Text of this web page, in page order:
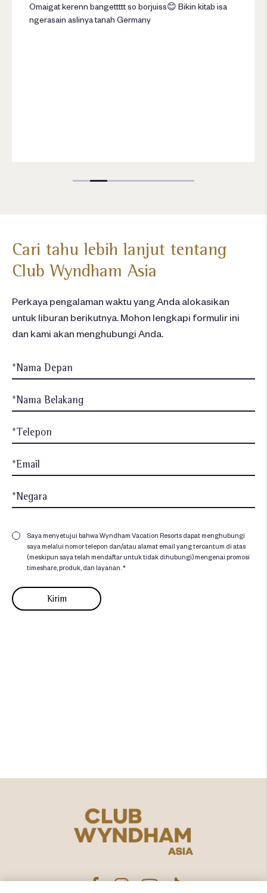
Omaigat kerenn bangettttt so borjuiss😊 Bikin kitab isa
ngerasain aslinya tanah Germany
Cari tahu lebih lanjut tentang
Club Wyndham Asia
Perkaya pengalaman waktu yang Anda alokasikan
untuk liburan berikutnya. Mohon lengkapi formulir ini
dan kami akan menghubungi Anda.
Saya menyetujui bahwa Wyndham Vacation Resorts dapat menghubungi
saya melalui nomor telepon dan/atau alamat email yang tercantum di atas
(meskipun saya telah mendaftar untuk tidak dihubungi) mengenai promosi
timeshare, produk, dan layanan. *